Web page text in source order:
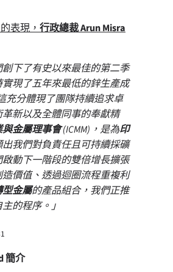
表現， 行政總裁Arun Misra
創下了有史以來最佳的第二季
現了五年來最低的鋅生產成
充分體現了團隊持續追求卓
新以及全體同事的奉獻精
金屬理事會(ICMM)，是為印
我們對負責任且可持續採礦
動下一階段的雙倍增長擴張
價值、透過迴圈流程重複利
金屬的產品組合，我們正推
的程序。」
簡介